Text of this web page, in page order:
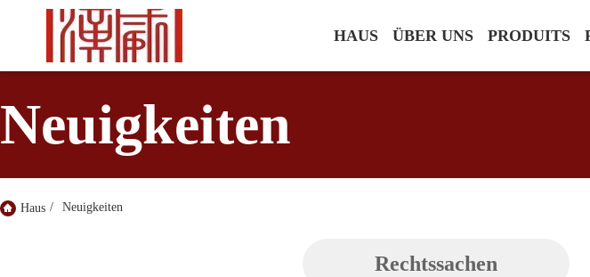
HAUS ÜBER UNS PRODUITS
Neuigkeiten
Haus / Neuigkeiten
Rechtssachen